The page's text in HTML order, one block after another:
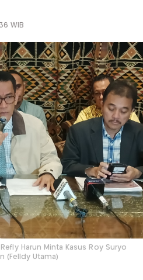
WIB
Harun Minta Kasus Roy Suryo
(Felldy Utama)